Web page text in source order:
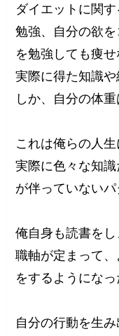
ダイエットに関
勉強、自分の欲
を勉強しても痩せ
実際に得た知識
しか、自分の体重
これは俺らの人生
実際に色々な知
が伴っていないパ
俺自身も読書を
職軸が定まって
をするようになっ
自分の行動を生